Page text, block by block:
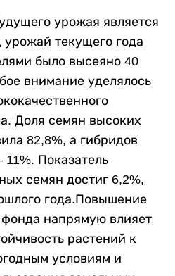
урожая является
текущего года
было высеяно 40
внимание уделялось
Доля семян высоких
82,8%, а гибридов
11%. Показатель
семян достиг 6,2%,
года.Повышение
фонда напрямую влияет
растений к
условиям и